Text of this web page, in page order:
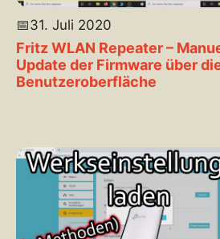
📅31. Juli 2020
Fritz WLAN Repeater –
Update der Firmware über
Benutzeroberfläche